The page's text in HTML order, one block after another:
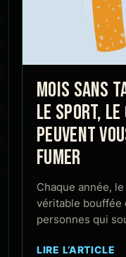
MOIS SANS
LE SPORT,
PEUVENT
FUMER
Chaque année,
véritable bouffée
personnes qui
LIRE L’ARTICLE